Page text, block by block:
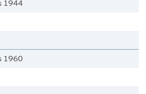
1944
1960